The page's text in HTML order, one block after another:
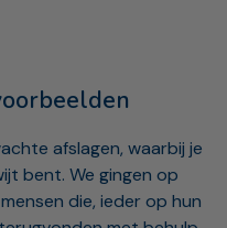
afslagen, waarbij je
bent. We gingen op
die, ieder op hun